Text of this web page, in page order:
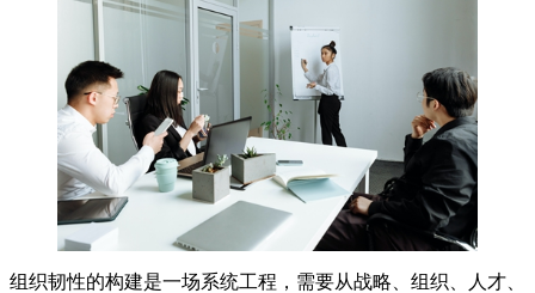
组织韧性的构建是一场系统工程，需要从战略、组织、人才、